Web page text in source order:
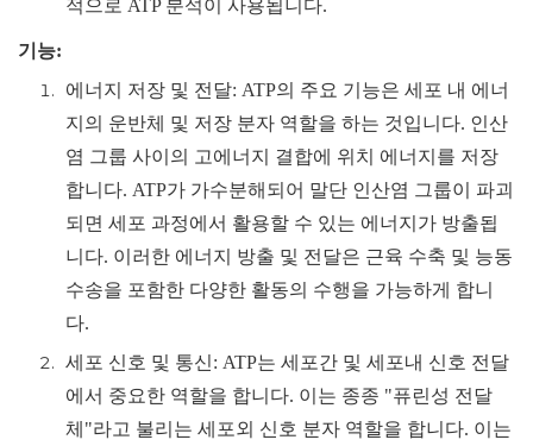
적으로 ATP 분석이 사용됩니다.
기능:
에너지 저장 및 전달: ATP의 주요 기능은 세포 내 에너
지의 운반체 및 저장 분자 역할을 하는 것입니다. 인산
염 그룹 사이의 고에너지 결합에 위치 에너지를 저장
합니다. ATP가 가수분해되어 말단 인산염 그룹이 파괴
되면 세포 과정에서 활용할 수 있는 에너지가 방출됩
니다. 이러한 에너지 방출 및 전달은 근육 수축 및 능동
수송을 포함한 다양한 활동의 ​​수행을 가능하게 합니
다.
세포 신호 및 통신: ATP는 세포간 및 세포내 신호 전달
에서 중요한 역할을 합니다. 이는 종종 "퓨린성 전달
체"라고 불리는 세포외 신호 분자 역할을 합니다. 이는